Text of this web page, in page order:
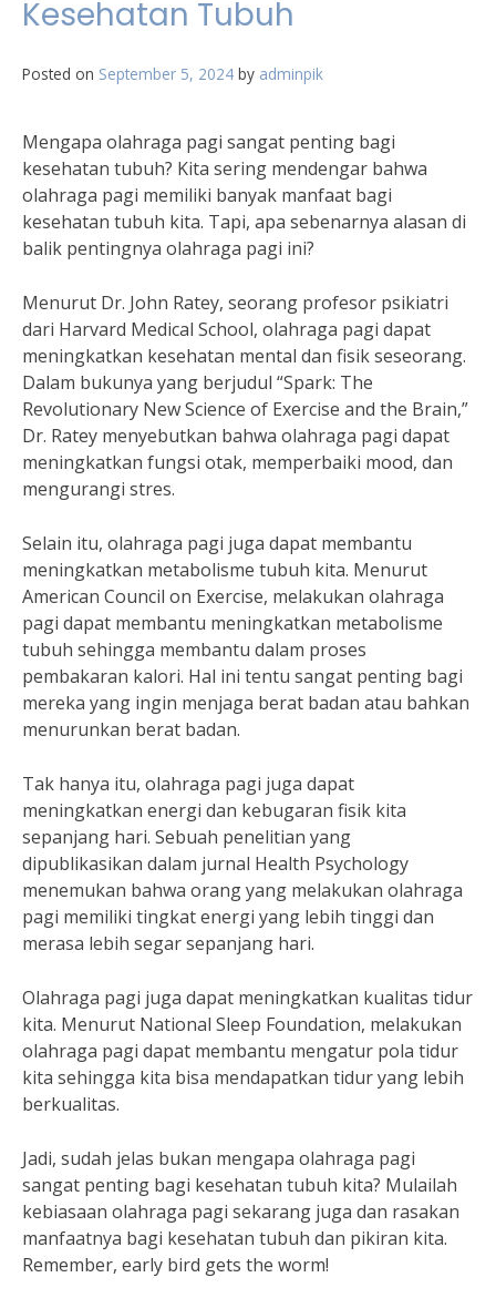
Kesehatan Tubuh
Posted on September 5, 2024 by adminpik
Mengapa olahraga pagi sangat penting bagi
kesehatan tubuh? Kita sering mendengar bahwa
olahraga pagi memiliki banyak manfaat bagi
kesehatan tubuh kita. Tapi, apa sebenarnya alasan di
balik pentingnya olahraga pagi ini?
Menurut Dr. John Ratey, seorang profesor psikiatri
dari Harvard Medical School, olahraga pagi dapat
meningkatkan kesehatan mental dan fisik seseorang.
Dalam bukunya yang berjudul “Spark: The
Revolutionary New Science of Exercise and the Brain,”
Dr. Ratey menyebutkan bahwa olahraga pagi dapat
meningkatkan fungsi otak, memperbaiki mood, dan
mengurangi stres.
Selain itu, olahraga pagi juga dapat membantu
meningkatkan metabolisme tubuh kita. Menurut
American Council on Exercise, melakukan olahraga
pagi dapat membantu meningkatkan metabolisme
tubuh sehingga membantu dalam proses
pembakaran kalori. Hal ini tentu sangat penting bagi
mereka yang ingin menjaga berat badan atau bahkan
menurunkan berat badan.
Tak hanya itu, olahraga pagi juga dapat
meningkatkan energi dan kebugaran fisik kita
sepanjang hari. Sebuah penelitian yang
dipublikasikan dalam jurnal Health Psychology
menemukan bahwa orang yang melakukan olahraga
pagi memiliki tingkat energi yang lebih tinggi dan
merasa lebih segar sepanjang hari.
Olahraga pagi juga dapat meningkatkan kualitas tidur
kita. Menurut National Sleep Foundation, melakukan
olahraga pagi dapat membantu mengatur pola tidur
kita sehingga kita bisa mendapatkan tidur yang lebih
berkualitas.
Jadi, sudah jelas bukan mengapa olahraga pagi
sangat penting bagi kesehatan tubuh kita? Mulailah
kebiasaan olahraga pagi sekarang juga dan rasakan
manfaatnya bagi kesehatan tubuh dan pikiran kita.
Remember, early bird gets the worm!